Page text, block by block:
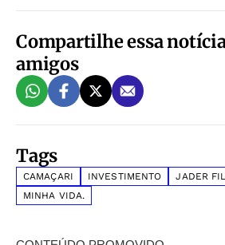
Compartilhe essa
amigos
Tags
CAMAÇARI INVESTIMENTO JADER
MINHA VIDA.